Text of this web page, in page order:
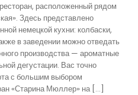
расположенный рядом
Здесь представлено
немецкой кухни: колбаски,
в заведении можно отведать
производства — ароматные
дегустации. Вас точно
с большим выбором
«Старина Мюллер» на […]